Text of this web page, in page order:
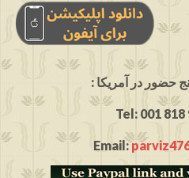
حضور در آمریکا
Tel: 001 818
Email: